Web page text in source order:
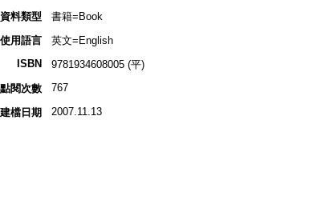
資料類型
書籍=Book
使用語言
英文=English
ISBN
9781934608005 (平)
點閱次數
767
建檔日期 2007.11.13